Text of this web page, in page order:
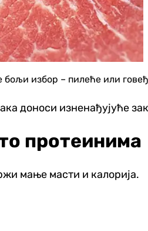
бољи избор – пилеће или
доноси изненађујуће
протеинима
мање масти и калорија.